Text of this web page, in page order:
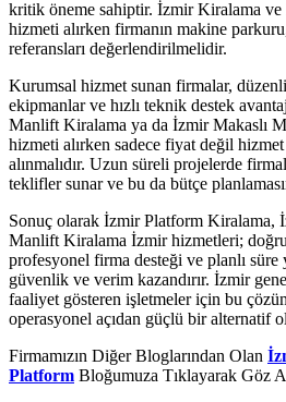
kritik öneme sahiptir. İzmir Kiralama
hizmeti alırken firmanın makine
referansları değerlendirilmelidir.
Kurumsal hizmet sunan firmalar, düzenli
ekipmanlar ve hızlı teknik destek
Manlift Kiralama ya da İzmir Makaslı
hizmeti alırken sadece fiyat değil
alınmalıdır. Uzun süreli projelerde
teklifler sunar ve bu da bütçe
Sonuç olarak İzmir Platform Kiralama,
Manlift Kiralama İzmir hizmetleri;
profesyonel firma desteği ve planlı süre
güvenlik ve verim kazandırır. İzmir
faaliyet gösteren işletmeler için bu
operasyonel açıdan güçlü bir alternatif
Firmamızın Diğer Bloglarından Olan
Platform Bloğumuza Tıklayarak Göz